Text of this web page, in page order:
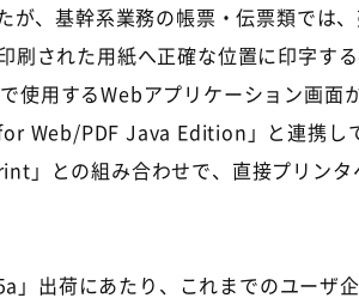
、基幹系業務の帳票・伝票類では
刷された用紙へ正確な位置に印字す
用するWebアプリケーション画面
Web/PDF Java Edition」と連携
」との組み合わせで、直接プリン
出荷にあたり、これまでのユーザ